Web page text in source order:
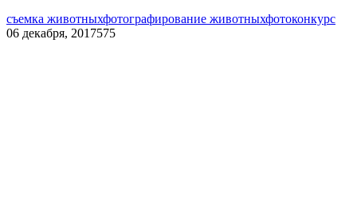
съемка животныхфотографирование животныхфотоконкурс
06 декабря, 2017575